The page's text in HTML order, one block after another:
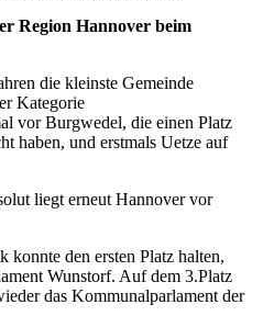
Region Hannover beim
die kleinste Gemeinde
Kategorie
vor Burgwedel, die einen Platz
haben, und erstmals Uetze auf
liegt erneut Hannover vor
den ersten Platz halten,
Wunstorf. Auf dem 3.Platz
das Kommunalparlament der